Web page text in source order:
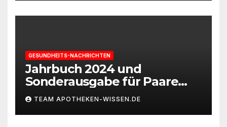
GESUNDHEITS-NACHRICHTEN
Jahrbuch 2024 und
Sonderausgabe für Paare
des Deutschen IVF-Registers:
Zahl der Mehrlingsgeburten
nach
TEAM APOTHEKEN-WISSEN.DE